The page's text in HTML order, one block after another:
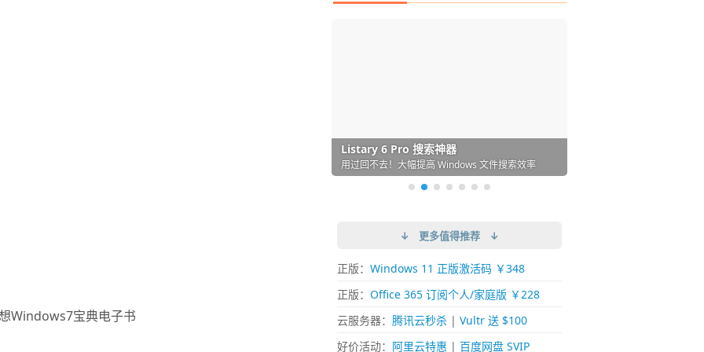
IDM 必备的下载神器
超强的 Windows 平台下载工具
Listary 6 Pro 搜索神器
用过回不去！大幅提高 Windows 文件搜索效率
Fences 桌面图标自动整理/美化神器
懒人必备！图标再多桌面也不再凌乱！
Parallels Desktop 虚拟机
在 Mac 上流畅运行 Windows (支持 M 芯片)
Downie 下载网络视频的神器 (Mac)
一键下视频，超简单好用！谁用谁知道
Typora - 极简好用的 Markdown 编辑器
颠覆写作体验！跨平台支持 Win / Mac
↓ 更多值得推荐 ↓
正版： Windows 11 正版激活码 ￥348
正版： Office 365 订阅个人/家庭版 ￥228
云服务器： 腾讯云秒杀| Vultr 送 $100
好价活动： 阿里云特惠 | 百度网盘 SVIP